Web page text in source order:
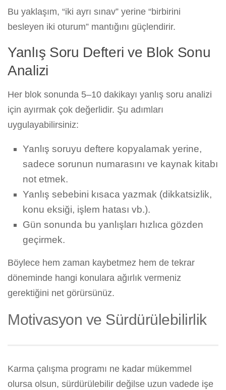
Bu yaklaşım, “iki ayrı sınav” yerine “birbirini
besleyen iki oturum” mantığını güçlendirir.
Yanlış Soru Defteri ve Blok Sonu
Analizi
Her blok sonunda 5–10 dakikayı yanlış soru analizi
için ayırmak çok değerlidir. Şu adımları
uygulayabilirsiniz:
Yanlış soruyu deftere kopyalamak yerine,
sadece sorunun numarasını ve kaynak kitabı
not etmek.
Yanlış sebebini kısaca yazmak (dikkatsizlik,
konu eksiği, işlem hatası vb.).
Gün sonunda bu yanlışları hızlıca gözden
geçirmek.
Böylece hem zaman kaybetmez hem de tekrar
döneminde hangi konulara ağırlık vermeniz
gerektiğini net görürsünüz.
Motivasyon ve Sürdürülebilirlik
Karma çalışma programı ne kadar mükemmel
olursa olsun, sürdürülebilir değilse uzun vadede işe